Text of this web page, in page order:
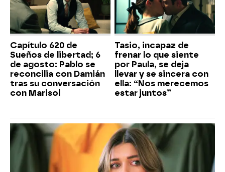
Capítulo 620 de
Sueños de libertad; 6
de agosto: Pablo se
reconcilia con Damián
tras su conversación
con Marisol
Tasio, incapaz de
frenar lo que siente
por Paula, se deja
llevar y se sincera con
ella: “Nos merecemos
estar juntos”